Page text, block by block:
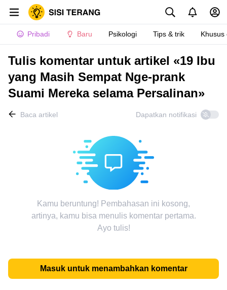
Pribadi Baru Psikologi Tips & trik Khusus
Tulis komentar untuk artikel «19 Ibu
yang Masih Sempat Nge-prank
Suami Mereka selama Persalinan»
Baca artikel Dapatkan notifikasi
Kamu beruntung! Pembahasan ini kosong,
artinya, kamu bisa menulis komentar pertama.
Ayo tulis!
Masuk untuk menambahkan komentar